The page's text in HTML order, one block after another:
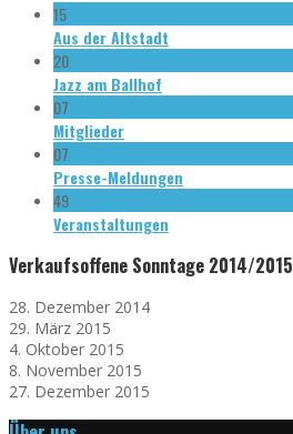
15
Aus der Altstadt
20
Jazz am Ballhof
07
Mitglieder
07
Presse-Meldungen
49
Veranstaltungen
Verkaufsoffene Sonntage 2014/2015
28. Dezember 2014
29. März 2015
4. Oktober 2015
8. November 2015
27. Dezember 2015